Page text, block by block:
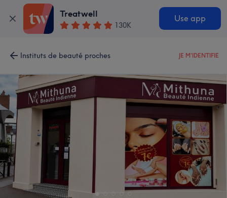
Treatwell
130K
Use app
Instituts de beauté proches JE M'IDENTIFIE